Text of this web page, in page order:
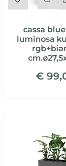
cassa
luminosa
€